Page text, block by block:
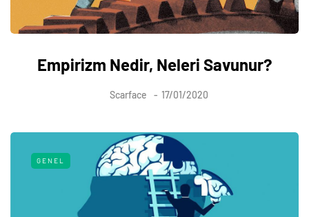
Empirizm Nedir, Neleri Savunur?
Scarface 17/01/2020
GENEL